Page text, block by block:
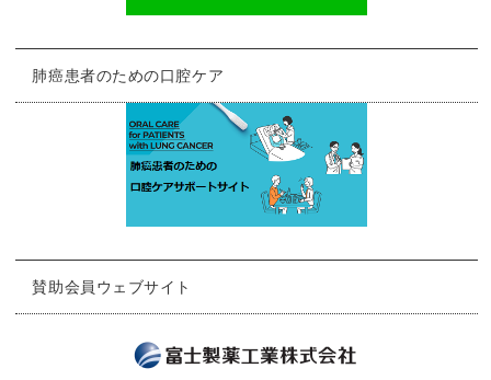
肺癌患者のための口腔ケア
賛助会員ウェブサイト